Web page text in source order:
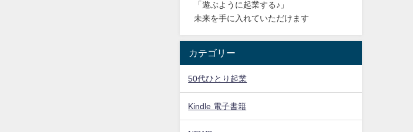
「遊ぶように起業する♪」
未来を手に入れていただけます
カテゴリー
50代ひとり起業
Kindle 電子書籍